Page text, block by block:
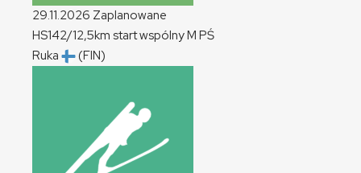
29.11.2026 Zaplanowane
HS142/12,5km start wspólnyM PŚ
Ruka
(FIN)